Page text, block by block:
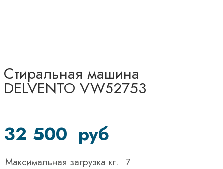
Стиральная машина
DELVENTO VW52753
32 500 руб
Максимальная загрузка кг. 7